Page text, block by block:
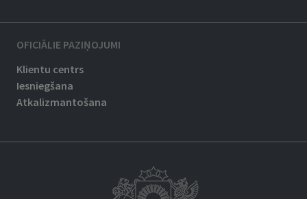
OFICIĀLIE PAZIŅOJUMI
Klientu centrs
Iesniegšana
Atkalizmantošana